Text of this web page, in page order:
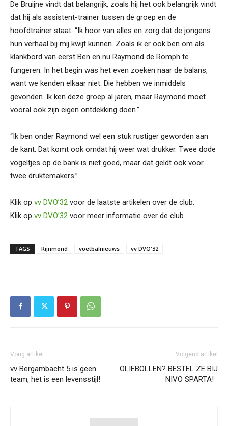
De Bruijne vindt dat belangrijk, zoals hij het ook belangrijk vindt
dat hij als assistent-trainer tussen de groep en de
hoofdtrainer staat. “Ik hoor van alles en zorg dat de jongens
hun verhaal bij mij kwijt kunnen. Zoals ik er ook ben om als
klankbord van eerst Ben en nu Raymond de Romph te
fungeren. In het begin was het even zoeken naar de balans,
want we kenden elkaar niet. Die hebben we inmiddels
gevonden. Ik ken deze groep al jaren, maar Raymond moet
vooral ook zijn eigen ontdekking doen.”
“Ik ben onder Raymond wel een stuk rustiger geworden aan
de kant. Dat komt ook omdat hij weer wat drukker. Twee dode
vogeltjes op de bank is niet goed, maar dat geldt ook voor
twee druktemakers.”
Klik op vv DVO’32 voor de laatste artikelen over de club.
Klik op vv DVO’32 voor meer informatie over de club.
TAGS Rijnmond voetbalnieuws vv DVO'32
Vorig artikel
vv Bergambacht 5 is geen
team, het is een levensstijl!
Volgend artikel
OLIEBOLLEN? BESTEL ZE BIJ
NIVO SPARTA!